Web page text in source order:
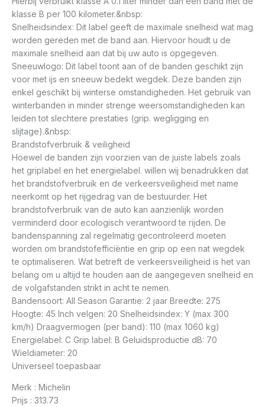
klasse B per 100 kilometer.&nbsp:
Snelheidsindex: Dit label geeft de maximale snelheid wat mag
worden gereden met de band aan. Hiervoor houdt u de
maximale snelheid aan dat bij uw auto is opgegeven.
Sneeuwlogo: Dit label toont aan of de banden geschikt zijn
voor met ijs en sneeuw bedekt wegdek. Deze banden zijn
enkel geschikt bij winterse omstandigheden. Het gebruik van
winterbanden in minder strenge weersomstandigheden kan
leiden tot slechtere prestaties (grip. wegligging en
slijtage).&nbsp:
Brandstofverbruik & veiligheid
Hoewel de banden zijn voorzien van de juiste labels zoals
het griplabel en het energielabel. willen wij benadrukken dat
het brandstofverbruik en de verkeersveiligheid met name
neerkomt op het rijgedrag van de bestuurder. Het
brandstofverbruik van de auto kan aanzienlijk worden
verminderd door ecologisch verantwoord te rijden. De
bandenspanning zal regelmatig gecontroleerd moeten
worden om brandstofefficiëntie en grip op een nat wegdek
te optimaliseren. Wat betreft de verkeersveiligheid is het van
belang om u altijd te houden aan de aangegeven snelheid en
de volgafstanden strikt in acht te nemen.
Bandensoort: All Season Garantie: 2 jaar Breedte: 275
Hoogte: 45 Inch velgen: 20 Snelheidsindex: Y (max 300
km/h) Draagvermogen (per band): 110 (max 1060 kg)
Energielabel: C Grip label: B Geluidsproductie dB: 70
Wieldiameter: 20
Universeel toepasbaar
Merk : Michelin
Prijs : 313.73